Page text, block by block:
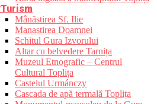
Turism
Mânăstirea Sf. Ilie
Manastirea Doamnei
Schitul Gura Izvorului
Altar cu belvedere Tarnița
Muzeul Etnografic – Centrul
Cultural Toplița
Castelul Urmánczy
Cascada de apă termală Toplița